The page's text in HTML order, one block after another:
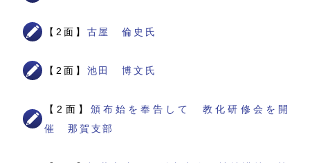
【2面】 古屋 倫史氏
【2面】 池田 博文氏
【2面】 頒布始を奉告して 教化研修会を開
催 那賀支部